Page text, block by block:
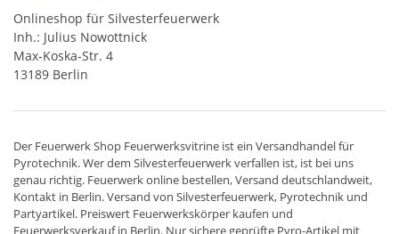
Onlineshop für Silvesterfeuerwerk
Inh.: Julius Nowottnick
Max-Koska-Str. 4
13189 Berlin
Der Feuerwerk Shop Feuerwerksvitrine ist ein Versandhandelfür
Pyrotechnik. Wer dem Silvesterfeuerwerk verfallen ist, ist bei uns
genau richtig. Feuerwerk online bestellen,Versand deutschlandweit,
Kontakt in Berlin. Versand von Silvesterfeuerwerk, Pyrotechnik und
Partyartikel. Preiswert Feuerwerkskörper kaufen und
Feuerwerksverkauf in Berlin. Nur sichere geprüfte Pyro-Artikel mit